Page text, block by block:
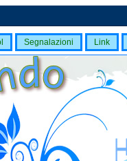
Segnalazioni Link